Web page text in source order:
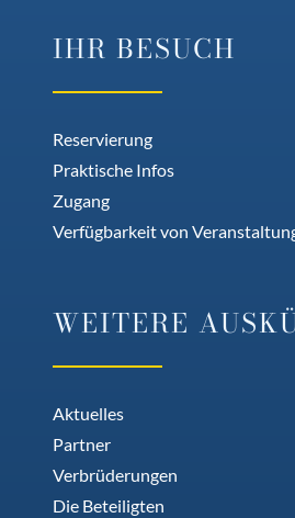
IHR BESUCH
Reservierung
Praktische Infos
Zugang
Verfügbarkeit von
WEITERE
Aktuelles
Partner
Verbrüderungen
Die Beteiligten